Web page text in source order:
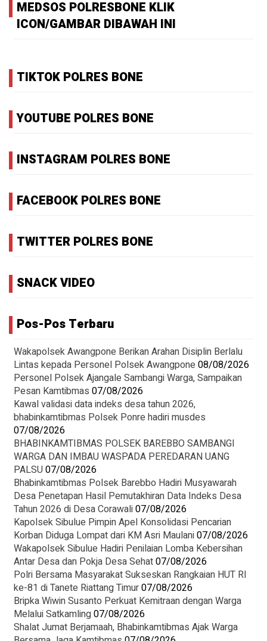
MEDSOS POLRESBONE KLIK
ICON/GAMBAR DIBAWAH INI
TIKTOK POLRES BONE
YOUTUBE POLRES BONE
INSTAGRAM POLRES BONE
FACEBOOK POLRES BONE
TWITTER POLRES BONE
SNACK VIDEO
Pos-Pos Terbaru
‎Wakapolsek Awangpone Berikan Arahan Disiplin Berlalu
Lintas kepada Personel Polsek Awangpone08/08/2026
Personel Polsek Ajangale Sambangi Warga, Sampaikan
Pesan Kamtibmas 07/08/2026
Kawal validasi data indeks desa tahun 2026,
bhabinkamtibmas Polsek Ponre hadiri musdes
07/08/2026
BHABINKAMTIBMAS POLSEK BAREBBO SAMBANGI
WARGA DAN IMBAU WASPADA PEREDARAN UANG
PALSU07/08/2026
Bhabinkamtibmas Polsek Barebbo Hadiri Musyawarah
Desa Penetapan Hasil Pemutakhiran Data Indeks Desa
Tahun 2026 di Desa Corawali07/08/2026
Kapolsek Sibulue Pimpin Apel Konsolidasi Pencarian
Korban Diduga Lompat dari KM Asri Maulani07/08/2026
Wakapolsek Sibulue Hadiri Penilaian Lomba Kebersihan
Antar Desa dan Pokja Desa Sehat07/08/2026
Polri Bersama Masyarakat Sukseskan Rangkaian HUT RI
ke-81 di Tanete Riattang Timur07/08/2026
Bripka Wiwin Susanto Perkuat Kemitraan dengan Warga
Melalui Satkamling07/08/2026
Shalat Jumat Berjamaah, Bhabinkamtibmas Ajak Warga